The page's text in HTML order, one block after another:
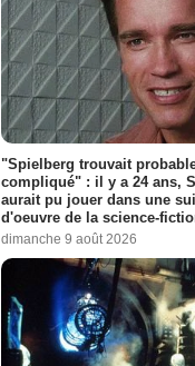
"Spielberg trouvait
compliqué" : il y a 24 ans,
aurait pu jouer dans une
d'oeuvre de la science-
dimanche 9 août 2026